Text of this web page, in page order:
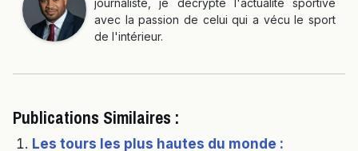
journaliste, je décrypte l'actualité sportive
avec la passion de celui qui a vécu le sport
de l'intérieur.
Publications Similaires :
Les tours les plus hautes du monde :